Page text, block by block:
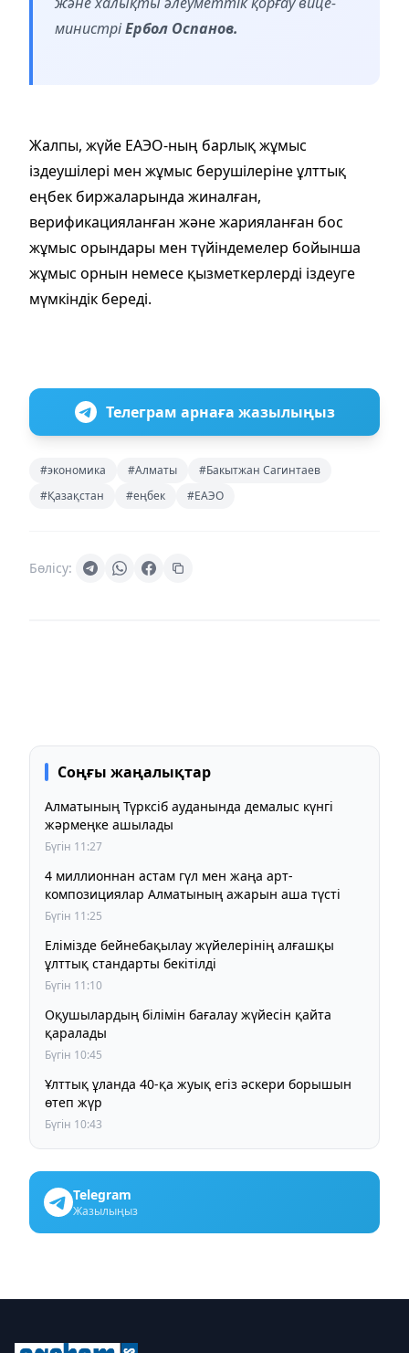
министріЕрбол Оспанов.
Жалпы, жүйе ЕАЭО-ның барлық жұмыс
іздеушілері мен жұмыс берушілеріне ұлттық
еңбек биржаларында жиналған,
верификацияланған және жарияланған бос
жұмыс орындары мен түйіндемелер бойынша
жұмыс орнын немесе қызметкерлерді іздеуге
мүмкіндік береді.
Телеграм арнаға жазылыңыз
#экономика #Алматы
#Бакытжан Сагинтаев
#Қазақстан
#еңбек #ЕАЭО
Бөлісу:
Соңғы жаңалықтар
Алматының Түрксіб ауданында демалыс күнгі
жәрмеңке ашылады
Бүгін 11:27
4 миллионнан астам гүл мен жаңа арт-
композициялар Алматының ажарын аша түсті
Бүгін 11:25
Елімізде бейнебақылау жүйелерінің алғашқы
ұлттық стандарты бекітілді
Бүгін 11:10
Оқушылардың білімін бағалау жүйесін қайта
қаралады
Бүгін 10:45
Ұлттық ұланда 40-қа жуық егіз әскери борышын
өтеп жүр
Бүгін 10:43
Telegram
Жазылыңыз